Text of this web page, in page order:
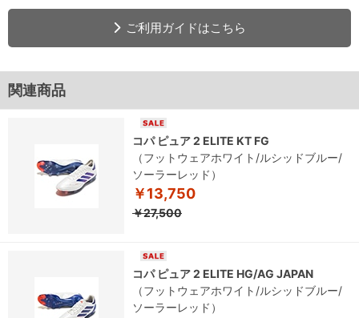
ご利用ガイドはこちら
関連商品
コパ ピュア 2 ELITE KT FG
（フットウェアホワイト/ルシッドブルー/
ソーラーレッド）
￥13,750
￥27,500
コパ ピュア 2 ELITE HG/AG JAPAN
（フットウェアホワイト/ルシッドブルー/
ソーラーレッド）